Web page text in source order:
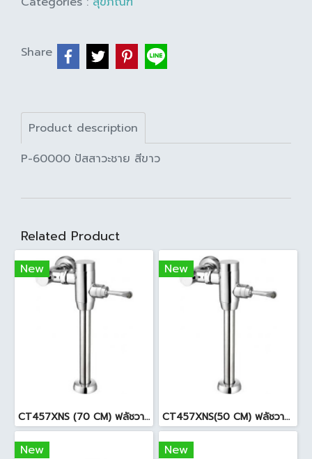
Share
Product description
P-60000 ปัสสาวะชาย สีขาว
Related Product
New
CT457XNS (70 CM) ฟลัชวาล์วโถสุขภัณฑ์มีล็อคในตัว
New
CT457XNS(50 CM) ฟลัชวาล์วโถสุขภัณฑ์
New New